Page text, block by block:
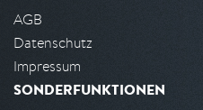
AGB
Datenschutz
Impressum
SONDERFUNKTIONEN